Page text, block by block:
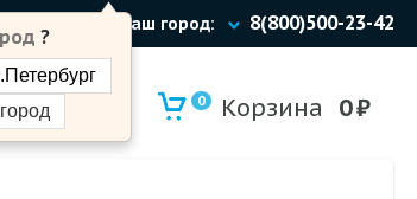
Ваш город:
?
8(800)500-23-42
0 Корзина 0₽